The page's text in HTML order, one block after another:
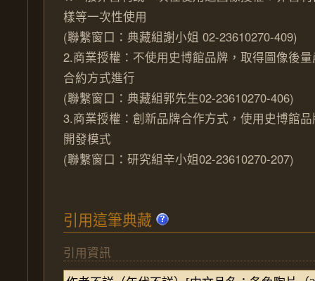
樣等一次性使用
(聯繫窗口：典藏組謝小姐 02-23610270-409)
2.商業授權：不使用史博館品牌，取得圖像後
合約方式進行
(聯繫窗口：典藏組郭先生02-23610270-406)
3.商業授權：創新品牌合作方式，使用史博館
開發模式
(聯繫窗口：研究組辛小姐02-23610270-207)
引用這筆典藏
引用資訊